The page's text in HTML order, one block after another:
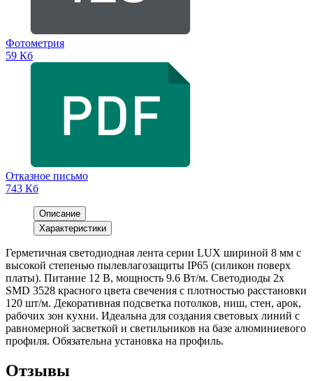
Фотометрия
59 Кб
Отказное письмо
743 Кб
Описание
Характеристики
Герметичная светодиодная лента серии LUX шириной 8 мм с
высокой степенью пылевлагозащиты IP65 (силикон поверх
платы). Питание 12 В, мощность 9.6 Вт/м. Светодиоды 2х
SMD 3528 красного цвета свечения с плотностью расстановки
120 шт/м. Декоративная подсветка потолков, ниш, стен, арок,
рабочих зон кухни. Идеальна для создания световых линий с
равномерной засветкой и светильников на базе алюминиевого
профиля. Обязательна установка на профиль.
Отзывы